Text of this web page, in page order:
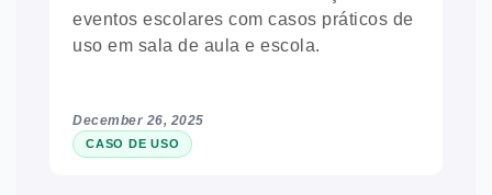
eventos escolares com casos práticos de
uso em sala de aula e escola.
December 26, 2025
CASO DE USO